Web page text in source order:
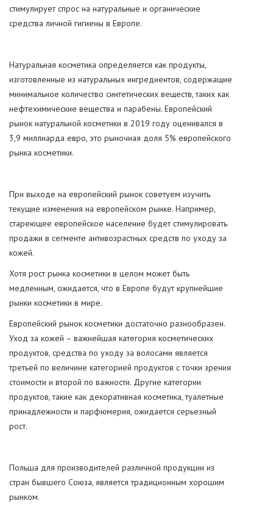
стимулирует спрос на натуральные и органические
средства личной гигиены в Европе.
Натуральная косметика определяется как продукты,
изготовленные из натуральных ингредиентов, содержащие
минимальное количество синтетических веществ, таких как
нефтехимические вещества и парабены. Европейский
рынок натуральной косметики в 2019 году оценивался в
3,9 миллиарда евро, это рыночная доля 5% европейского
рынка косметики.
При выходе на европейский рынок советуем изучить
текущие изменения на европейском рынке. Например,
стареющее европейское население будет стимулировать
продажи в сегменте антивозрастных средств по уходу за
кожей.
Хотя рост рынка косметики в целом может быть
медленным, ожидается, что в Европе будут крупнейшие
рынки косметики в мире.
Европейский рынок косметики достаточно разнообразен.
Уход за кожей – важнейшая категория косметических
продуктов, средства по уходу за волосами является
третьей по величине категорией продуктов с точки зрения
стоимости и второй по важности. Другие категории
продуктов, такие как декоративная косметика, туалетные
принадлежности и парфюмерия, ожидается серьезный
рост.
Польша для производителей различной продукции из
стран бывшего Союза, является традиционным хорошим
рынком.